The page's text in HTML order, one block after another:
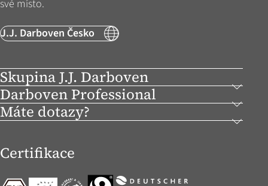
Skupina J.J. Darboven
své místo.
J.J. Darboven Česko
Darboven Professional
Máte dotazy?
Certifikace